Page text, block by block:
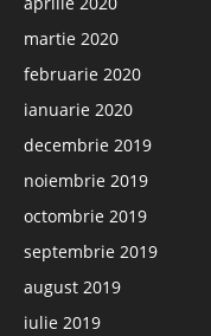
martie 2020
februarie 2020
ianuarie 2020
decembrie 2019
noiembrie 2019
octombrie 2019
septembrie 2019
august 2019
iulie 2019